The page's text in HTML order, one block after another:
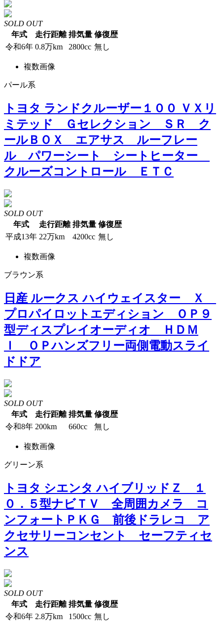
SOLD OUT
年式
走行距離 排気量 修復歴
令和6年 0.8万km 2800cc 無し
複数画像
パール系
トヨタ ランドクルーザー１００ ＶＸリ
ミテッド Ｇセレクション ＳＲ ク
ールＢＯＸ エアサス ルーフレー
ル パワーシート シートヒーター
クルーズコントロール ＥＴＣ
SOLD OUT
年式
走行距離 排気量 修復歴
平成13年 22万km 4200cc 無し
複数画像
ブラウン系
日産 ルークス ハイウェイスター Ｘ
プロパイロットエディション ＯＰ９
型ディスプレイオーディオ ＨＤＭ
Ｉ ＯＰハンズフリー両側電動スライ
ドドア
SOLD OUT
年式
走行距離 排気量 修復歴
令和8年 200km 660cc 無し
複数画像
グリーン系
トヨタ シエンタ ハイブリッドＺ １
０．５型ナビＴＶ 全周囲カメラ コ
ンフォートＰＫＧ 前後ドラレコ ア
クセサリーコンセント セーフティセ
ンス
SOLD OUT
年式
走行距離 排気量 修復歴
令和6年 2.8万km 1500cc 無し